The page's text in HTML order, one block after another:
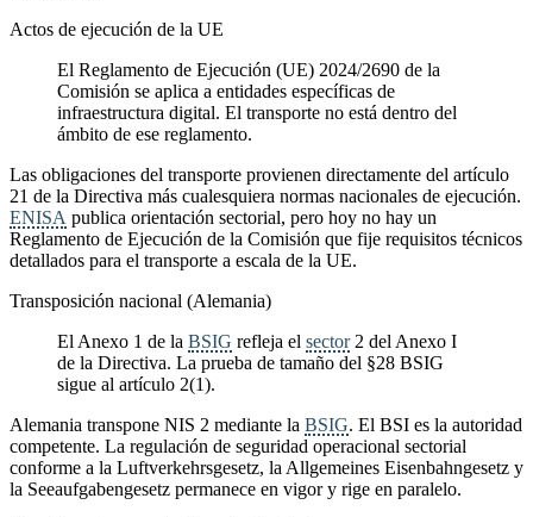
Actos de ejecución de la UE
El Reglamento de Ejecución (UE) 2024/2690 de la
Comisión se aplica a entidades específicas de
infraestructura digital. El transporte no está dentro del
ámbito de ese reglamento.
Las obligaciones del transporte provienen directamente del artículo
21 de la Directiva más cualesquiera normas nacionales de ejecución.
ENISA publica orientación sectorial, pero hoy no hay un
Reglamento de Ejecución de la Comisión que fije requisitos técnicos
detallados para el transporte a escala de la UE.
Transposición nacional (Alemania)
El Anexo 1 de la BSIG refleja el sector2 del Anexo I
de la Directiva. La prueba de tamaño del §28 BSIG
sigue al artículo 2(1).
Alemania transpone NIS 2 mediante la BSIG. El BSI es la autoridad
competente. La regulación de seguridad operacional sectorial
conforme a la Luftverkehrsgesetz, la Allgemeines Eisenbahngesetz y
la Seeaufgabengesetz permanece en vigor y rige en paralelo.